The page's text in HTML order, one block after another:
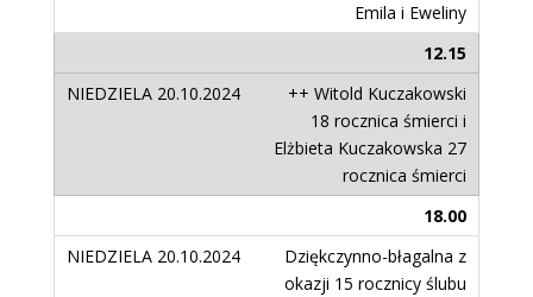
Emila i Eweliny
12.15
++ Witold Kuczakowski
18 rocznica śmierci i
Elżbieta Kuczakowska 27
rocznica śmierci
18.00
Dziękczynno-błagalna z
okazji 15 rocznicy ślubu